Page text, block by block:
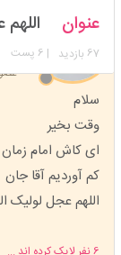
عنوان
67 بازدید | 6 پست
سلام
وقت بخیر
ای کاش امام
کم آوردیم آقا جان
اللهم عجل لولیک
6نفر لایک کرده اند ...